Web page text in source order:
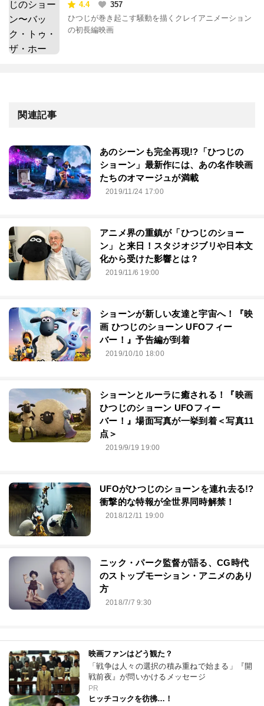
ホーム〜
4.4
357
ひつじが巻き起こす騒動を描くクレイアニメーション
の初長編映画
関連記事
あのシーンも完全再現!?「ひつじの
ショーン」最新作には、あの名作映画
たちのオマージュが満載
2019/11/24 17:00
アニメ界の重鎮が「ひつじのショー
ン」と来日！スタジオジブリや日本文
化から受けた影響とは？
2019/11/6 19:00
ショーンが新しい友達と宇宙へ！『映
画 ひつじのショーン UFOフィー
バー！』予告編が到着
2019/10/10 18:00
ショーンとルーラに癒される！『映画
ひつじのショーン UFOフィー
バー！』場面写真が一挙到着＜写真11
点＞
2019/9/19 19:00
UFOがひつじのショーンを連れ去る!?
衝撃的な特報が全世界同時解禁！
2018/12/11 19:00
ニック・パーク監督が語る、CG時代
のストップモーション・アニメのあり
方
2018/7/7 9:30
映画ファンはどう観た？
「戦争は人々の選択の積み重ねで始まる」『開
戦前夜』が問いかけるメッセージ
PR
ヒッチコックを彷彿…！